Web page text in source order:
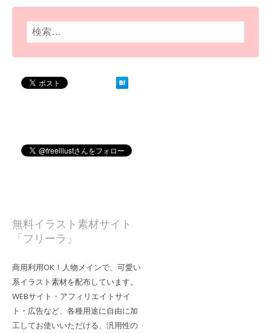
検
索:
無料イラスト素材サイト
「フリーラ」
商用利用OK！人物メインで、可愛い
系イラスト素材を配布しています。
WEBサイト・アフィリエイトサイ
ト・広告など、各種用途に自由に加
工してお使いいただける、汎用性の